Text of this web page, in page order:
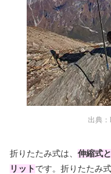
出典：
折りたたみ式は、 伸縮式
リット です。折りたたみ